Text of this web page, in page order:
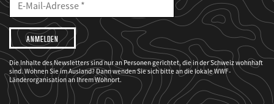
Mailadresse
E-
Adresse
Ich
möchte,
dass
der
WWF
mich
über
seine
Projekte
informiert.
Die Inhalte des Newsletters sind nur an Personen gerichtet, die in der Schweiz wohnhaft
sind. Wohnen Sie im Ausland? Dann wenden Sie sich bitte an die lokale WWF-
Länderorganisation an Ihrem Wohnort.